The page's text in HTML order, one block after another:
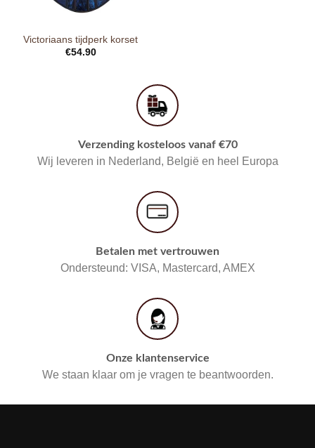
Victoriaans tijdperk korset
€54.90
Verzending kosteloos vanaf €70
Wij leveren in Nederland, België en heel Europa
Betalen met vertrouwen
Ondersteund: VISA, Mastercard, AMEX
Onze klantenservice
We staan klaar om je vragen te beantwoorden.